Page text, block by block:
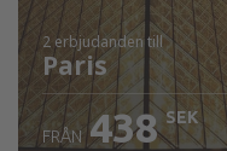
2 erbjudanden till
Paris
FRÅN 438 SEK